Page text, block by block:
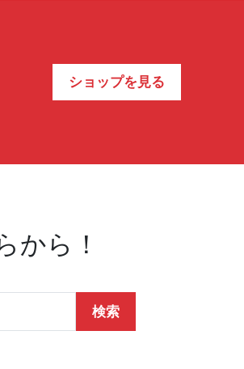
ショップを見る
から！
検索